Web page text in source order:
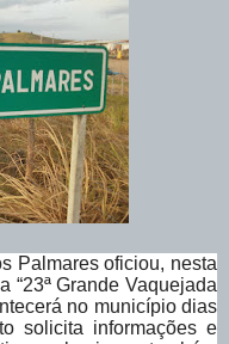
Palmares oficiou, nesta
“23ª Grande Vaquejada
no município dias
solicita informações e